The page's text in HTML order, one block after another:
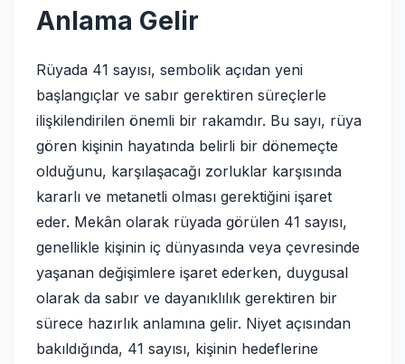
Anlama Gelir
Rüyada 41 sayısı, sembolik açıdan yeni
başlangıçlar ve sabır gerektiren süreçlerle
ilişkilendirilen önemli bir rakamdır. Bu sayı, rüya
gören kişinin hayatında belirli bir dönemeçte
olduğunu, karşılaşacağı zorluklar karşısında
kararlı ve metanetli olması gerektiğini işaret
eder. Mekân olarak rüyada görülen 41 sayısı,
genellikle kişinin iç dünyasında veya çevresinde
yaşanan değişimlere işaret ederken, duygusal
olarak da sabır ve dayanıklılık gerektiren bir
sürece hazırlık anlamına gelir. Niyet açısından
bakıldığında, 41 sayısı, kişinin hedeflerine